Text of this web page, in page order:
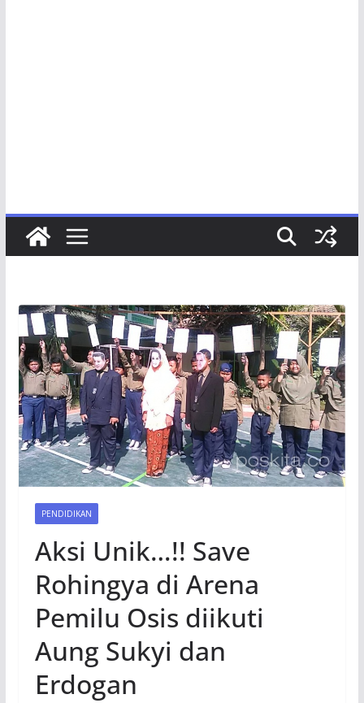
PENDIDIKAN
Aksi Unik…!! Save
Rohingya di Arena
Pemilu Osis diikuti
Aung Sukyi dan
Erdogan